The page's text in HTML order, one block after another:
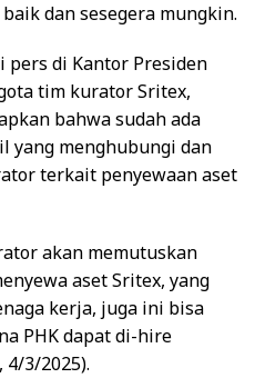
dan sesegera mungkin.
pers di Kantor Presiden
tim kurator Sritex,
bahwa sudah ada
yang menghubungi dan
terkait penyewaan aset
akan memutuskan
aset Sritex, yang
kerja, juga ini bisa
PHK dapat di-hire
4/3/2025).